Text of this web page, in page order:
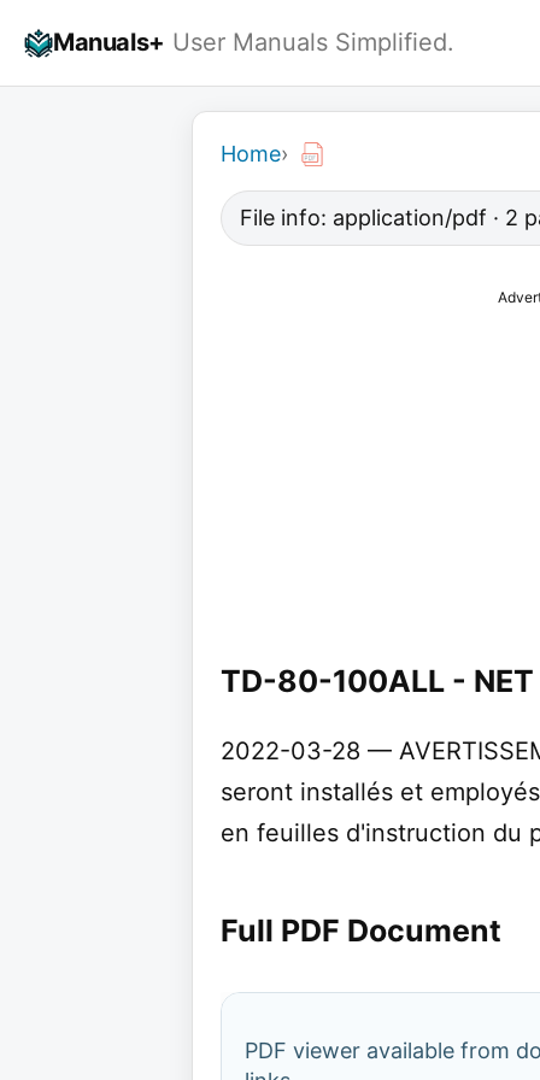
Manuals+ User Manuals Simplified.
Home›
File info: application/pdf · 2
TD-80-100ALL - NET
2022-03-28 —
seront installés et
en feuilles d'instruction du
Full PDF Document
PDF viewer available from